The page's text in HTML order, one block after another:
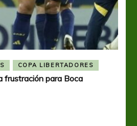
COPA LIBERTADORES
frustración para Boca